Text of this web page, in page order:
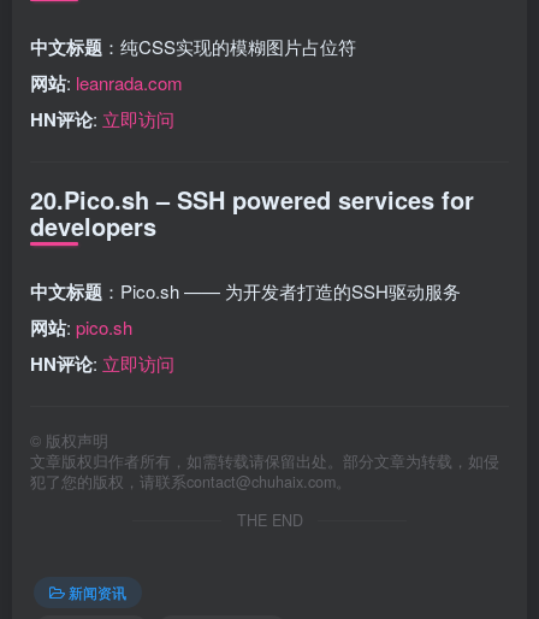
中文标题 ：纯CSS实现的模糊图片占位符
网站: leanrada.com
HN评论: 立即访问
20.Pico.sh – SSH powered services for
developers
中文标题 ：Pico.sh —— 为开发者打造的SSH驱动服务
网站: pico.sh
HN评论: 立即访问
© 版权声明
文章版权归作者所有，如需转载请保留出处。部分文章为转载，如侵
犯了您的版权，请联系contact@chuhaix.com。
THE END
新闻资讯